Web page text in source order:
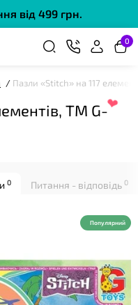
від 499 грн.
0
Пазли «Stitch» на 117
ТМ G-
0 Питання - відповідь 0
Популярний
❤